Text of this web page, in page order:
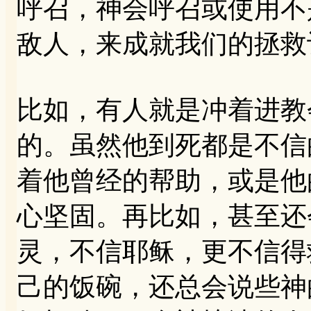
呼召，神会呼召或使用
敌人，来成就我们的拯
比如，有人就是冲着进
的。虽然他到死都是不
着他曾经的帮助，或是
心坚固。再比如，甚至
灵，不信耶稣，更不信
己的饭碗，还总会说些